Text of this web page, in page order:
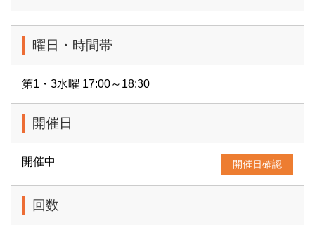
曜日・時間帯
第1・3水曜 17:00～18:30
開催日
開催中 開催日確認
回数